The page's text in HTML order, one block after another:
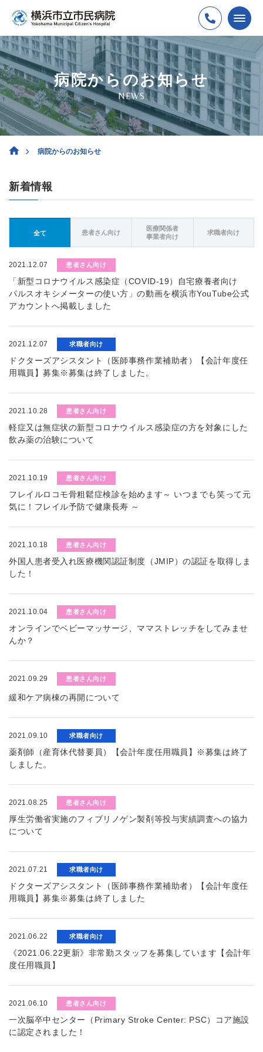
病院からのお知らせ
NEWS
病院からのお知らせ
新着情報
全て 患者さん向け
医療関係者
事業者向け
求職者向け
2021.12.07 患者さん向け
「新型コロナウイルス感染症（COVID-19）自宅療養者向け
パルスオキシメーターの使い方」の動画を横浜市YouTube公式
アカウントへ掲載しました
2021.12.07 求職者向け
ドクターズアシスタント（医師事務作業補助者）【会計年度任
用職員】募集※募集は終了しました。
2021.10.28 患者さん向け
軽症又は無症状の新型コロナウイルス感染症の方を対象にした
飲み薬の治験について
2021.10.19 患者さん向け
フレイルロコモ骨粗鬆症検診を始めます～ いつまでも笑って元
気に！フレイル予防で健康長寿 ～
2021.10.18 患者さん向け
外国人患者受入れ医療機関認証制度（JMIP）の認証を取得しま
した！
2021.10.04 患者さん向け
オンラインでベビーマッサージ、ママストレッチをしてみませ
んか？
2021.09.29 患者さん向け
緩和ケア病棟の再開について
2021.09.10 求職者向け
薬剤師（産育休代替要員）【会計年度任用職員】※募集は終了
しました。
2021.08.25 患者さん向け
厚生労働省実施のフィブリノゲン製剤等投与実績調査への協力
について
2021.07.21 求職者向け
ドクターズアシスタント（医師事務作業補助者）【会計年度任
用職員】募集※募集は終了しました
2021.06.22 求職者向け
《2021.06.22更新》非常勤スタッフを募集しています【会計年
度任用職員】
2021.06.10 患者さん向け
一次脳卒中センター（Primary Stroke Center: PSC）コア施設
に認定されました！